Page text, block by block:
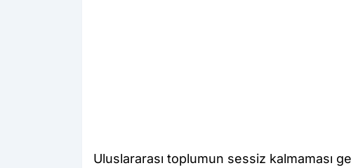
Uluslararası toplumun sessiz kalmaması